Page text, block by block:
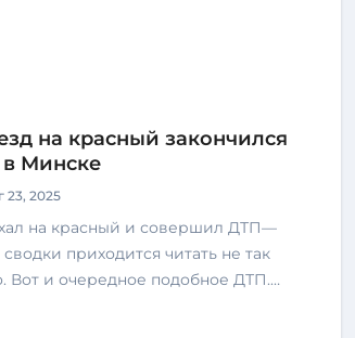
на красный закончился
Минске
23, 2025
сводки приходится читать не так
Вот и очередное подобное ДТП.…